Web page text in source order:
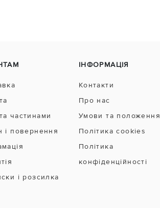
частинами
і повернення
і розсилка
ІНФОРМАЦІЯ
Контакти
Про нас
Умови та положення
Політика cookies
Політика
конфіденційності